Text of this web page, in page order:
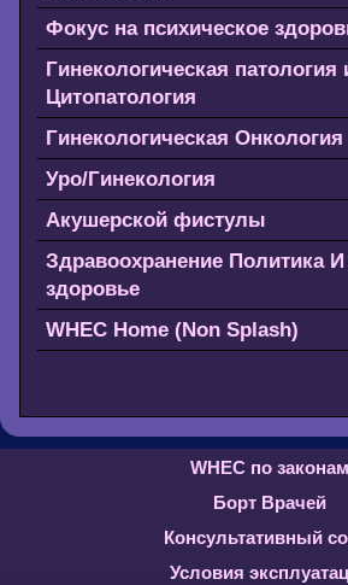
Фокус на психическое
Гинекологическая патология
Цитопатология
Гинекологическая Онкология
Уро/Гинекология
Акушерской фистулы
Здравоохранение Политика
здоровье
WHEC Home (Non Splash)
WHEC по законам
Борт Врачей
Консультативный
Условия